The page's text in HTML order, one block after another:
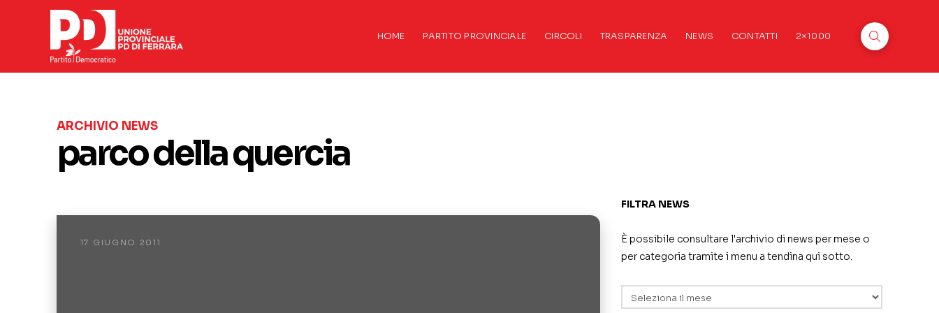
HOME PARTITO PROVINCIALE CIRCOLI TRASPARENZA NEWS CONTATTI 2×1000
ARCHIVIO NEWS
parco della quercia
17 GIUGNO 2011
FILTRA NEWS
È possibile consultare l'archivio di news per mese o
per categoria tramite i menu a tendina qui sotto.
Archivi